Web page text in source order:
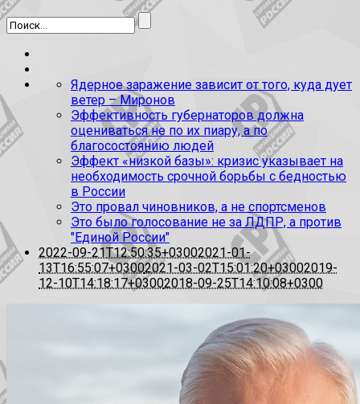
Ядерное заражение зависит от того, куда дует
ветер – Миронов
Эффективность губернаторов должна
оцениваться не по их пиару, а по
благосостоянию людей
Эффект «низкой базы»: кризис указывает на
необходимость срочной борьбы с бедностью
в России
Это провал чиновников, а не спортсменов
Это было голосование не за ЛДПР, а против
"Единой России"
2022-09-21T12:50:35+03002021-01-
13T16:55:07+03002021-03-02T15:01:20+03002019-
12-10T14:18:17+03002018-09-25T14:10:08+0300